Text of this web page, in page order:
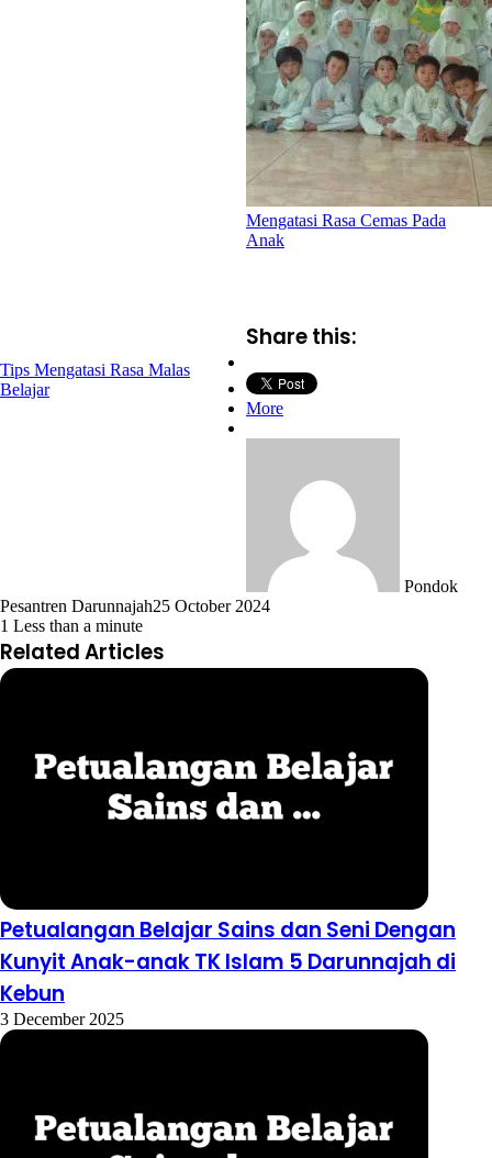
Mengatasi Rasa Cemas Pada
Anak
Tips Mengatasi Rasa Malas
Belajar
Share this:
More
Pondok
Pesantren Darunnajah25 October 2024
1 Less than a minute
Related Articles
Petualangan Belajar Sains dan Seni Dengan
Kunyit Anak-anak TK Islam 5 Darunnajah di
Kebun
3 December 2025